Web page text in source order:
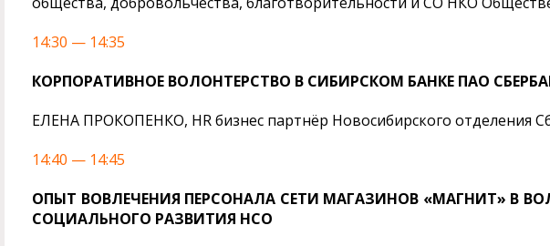
14:30 — 14:35
КОРПОРАТИВНОЕ ВОЛОНТЕРСТВО В СИБИРСКОМ БАНКЕ ПАО
ЕЛЕНА ПРОКОПЕНКО, HR бизнес партнёр Новосибирского отделения
14:40 — 14:45
ОПЫТ ВОВЛЕЧЕНИЯ ПЕРСОНАЛА СЕТИ МАГАЗИНОВ «МАГНИТ» В
СОЦИАЛЬНОГО РАЗВИТИЯ НСО